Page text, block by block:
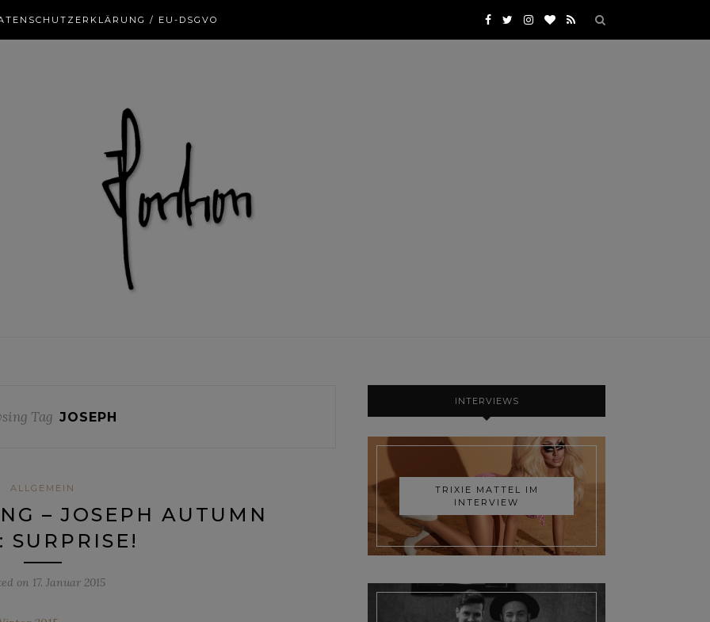
/ EU-DSGVO
Tag JOSEPH
ALLGEMEIN
– JOSEPH AUTUMN
SURPRISE!
on 17. Januar 2015
INTERVIEWS
TRIXIE MATTEL IM
INTERVIEW